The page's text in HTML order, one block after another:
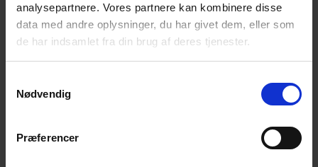
analysepartnere. Vores partnere kan kombinere disse
data med andre oplysninger, du har givet dem, eller som
de har indsamlet fra din brug af deres tjenester.
Nødvendig
Præferencer
smurt; det er også relationer og selvtillid.”
Har du også en cykel, du gerne vil donere?Gør det